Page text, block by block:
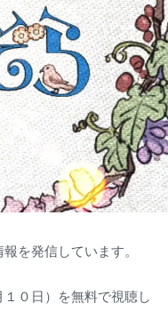
を発信しています。
０日）を無料で視聴し